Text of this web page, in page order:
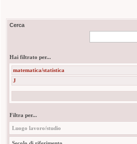
Cerca
Hai filtrato per...
matematica/statistica
J
Filtra per...
Luogo lavoro/studio